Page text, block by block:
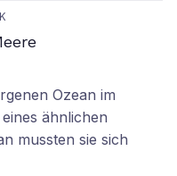
Ozean im
ähnlichen
mussten sie sich